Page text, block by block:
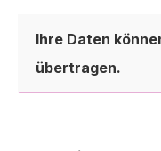
Ihre Daten
übertragen.